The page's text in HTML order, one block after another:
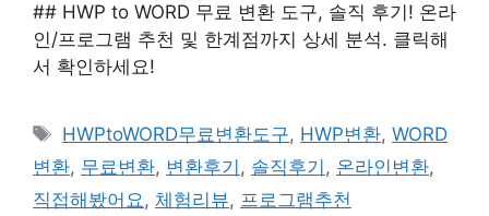
## HWP to WORD 무료 변환 도구, 솔직 후기! 온라
인/프로그램 추천 및 한계점까지 상세 분석. 클릭해
서 확인하세요!
태
그
HWPtoWORD무료변환도구, HWP변환,WORD
변환, 무료변환, 변환후기 , 솔직후기 , 온라인변환,
직접해봤어요, 체험리뷰, 프로그램추천